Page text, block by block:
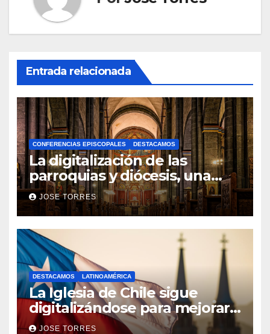
Entrada relacionada
CONFERENCIAS EPISCOPALES DESTACAMOS
La digitalización de las
parroquias y diócesis, una
realidad ya para el futuro de
la Iglesia
JOSE TORRES
DESTACAMOS LATINOAMÉRICA
La Iglesia de Chile sigue
digitalizándose para mejorar
el servicio a sus fieles
JOSE TORRES